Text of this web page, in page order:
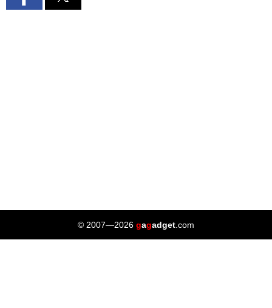
© 2007—2026 gagadget .com